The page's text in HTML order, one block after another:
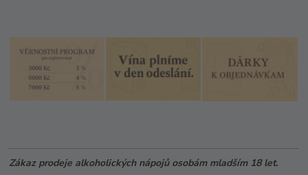
Zákaz prodeje alkoholických nápojů osobám mladším 18 let.